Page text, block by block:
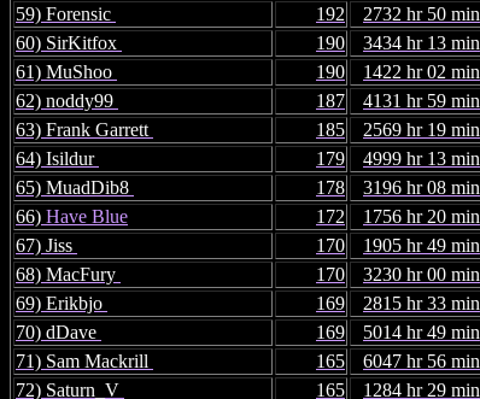
59) Forensic
192 2732 hr 50 min
60) SirKitfox
190 3434 hr 13 min
61) MuShoo
190 1422 hr 02 min
62) noddy99
187 4131 hr 59 min
63) Frank Garrett
185 2569 hr 19 min
64) Isildur
179 4999 hr 13 min
65) MuadDib8
178 3196 hr 08 min
66) Have Blue 172 1756 hr 20 min
67) Jiss
170 1905 hr 49 min
68) MacFury
170 3230 hr 00 min
69) Erikbjo
169 2815 hr 33 min
70) dDave
169 5014 hr 49 min
71) Sam Mackrill
165 6047 hr 56 min
72) Saturn_V
165 1284 hr 29 min